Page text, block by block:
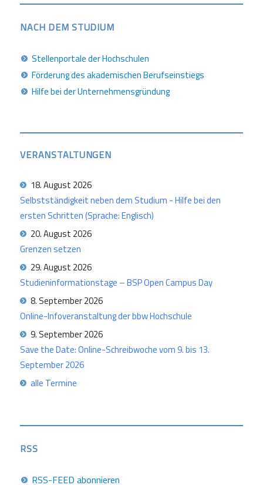
NACH DEM STUDIUM
Stellenportale der Hochschulen
Förderung des akademischen Berufseinstiegs
Hilfe bei der Unternehmensgründung
VERANSTALTUNGEN
18. August 2026
Selbstständigkeit neben dem Studium - Hilfe bei den
ersten Schritten (Sprache: Englisch)
20. August 2026
Grenzen setzen
29. August 2026
Studieninformationstage – BSP Open Campus Day
8. September 2026
Online-Infoveranstaltung der bbw Hochschule
9. September 2026
Save the Date: Online-Schreibwoche vom 9. bis 13.
September 2026
alle Termine
RSS
RSS-FEED abonnieren